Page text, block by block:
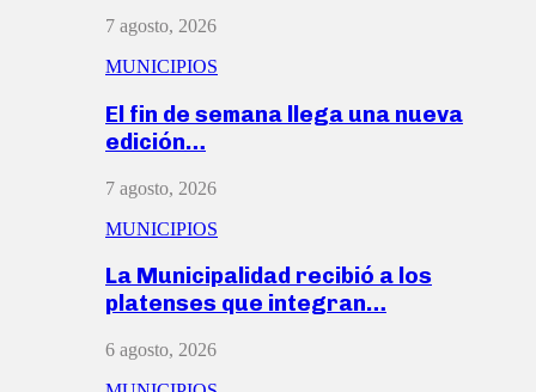
7 agosto, 2026
MUNICIPIOS
El fin de semana llega una nueva
edición…
7 agosto, 2026
MUNICIPIOS
La Municipalidad recibió a los
platenses que integran…
6 agosto, 2026